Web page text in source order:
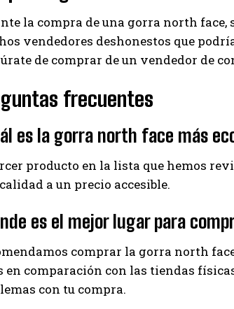
la compra de una gorra north
vendedores deshonestos que
de comprar de un vendedor de
frecuentes
es la gorra north face más
producto en la lista que hemos
a un precio accesible.
es el mejor lugar para
comprar la gorra north
en comparación con las tiendas
con tu compra.